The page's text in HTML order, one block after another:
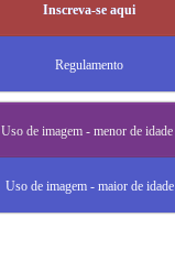
Inscreva-se aqui
Regulamento
Uso de imagem - menor de idade
Uso de imagem - maior de idade